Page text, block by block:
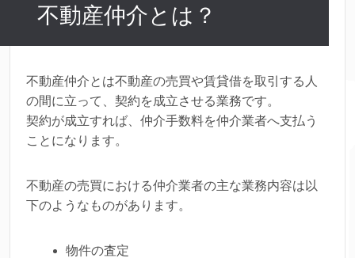
不動産仲介とは？
不動産仲介とは不動産の売買や賃貸借を取引する人
の間に立って、契約を成立させる業務です。
契約が成立すれば、仲介手数料を仲介業者へ支払う
ことになります。
不動産の売買における仲介業者の主な業務内容は以
下のようなものがあります。
物件の査定